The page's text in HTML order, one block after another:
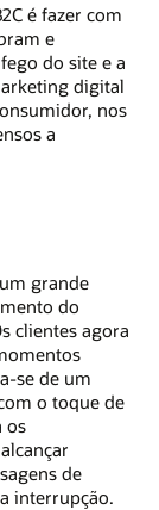
é fazer com
e
do site e a
digital
nos
a
grande
do
clientes agora
se de um
o toque de
os
de
interrupção.